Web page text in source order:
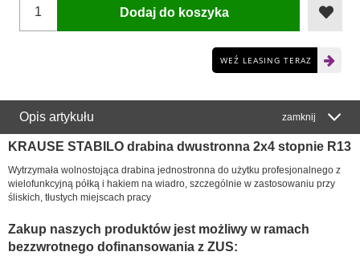
Dodaj do koszyka
WEŹ LEASING TERAZ
Opis artykułu zamknij
KRAUSE STABILO drabina dwustronna 2x4 stopnie R13
Wytrzymała wolnostojąca drabina jednostronna do użytku profesjonalnego z
wielofunkcyjną półką i hakiem na wiadro, szczególnie w zastosowaniu przy
śliskich, tłustych miejscach pracy
Zakup naszych produktów jest możliwy w ramach
bezzwrotnego dofinansowania z ZUS: